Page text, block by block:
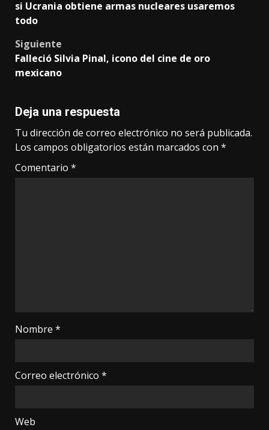
navigation
si Ucrania obtiene armas nucleares usaremos
todo
Siguiente
Falleció Silvia Pinal, icono del cine de oro
mexicano
Deja una respuesta
Tu dirección de correo electrónico no será publicada.
Los campos obligatorios están marcados con *
Comentario *
Nombre *
Correo electrónico *
Web